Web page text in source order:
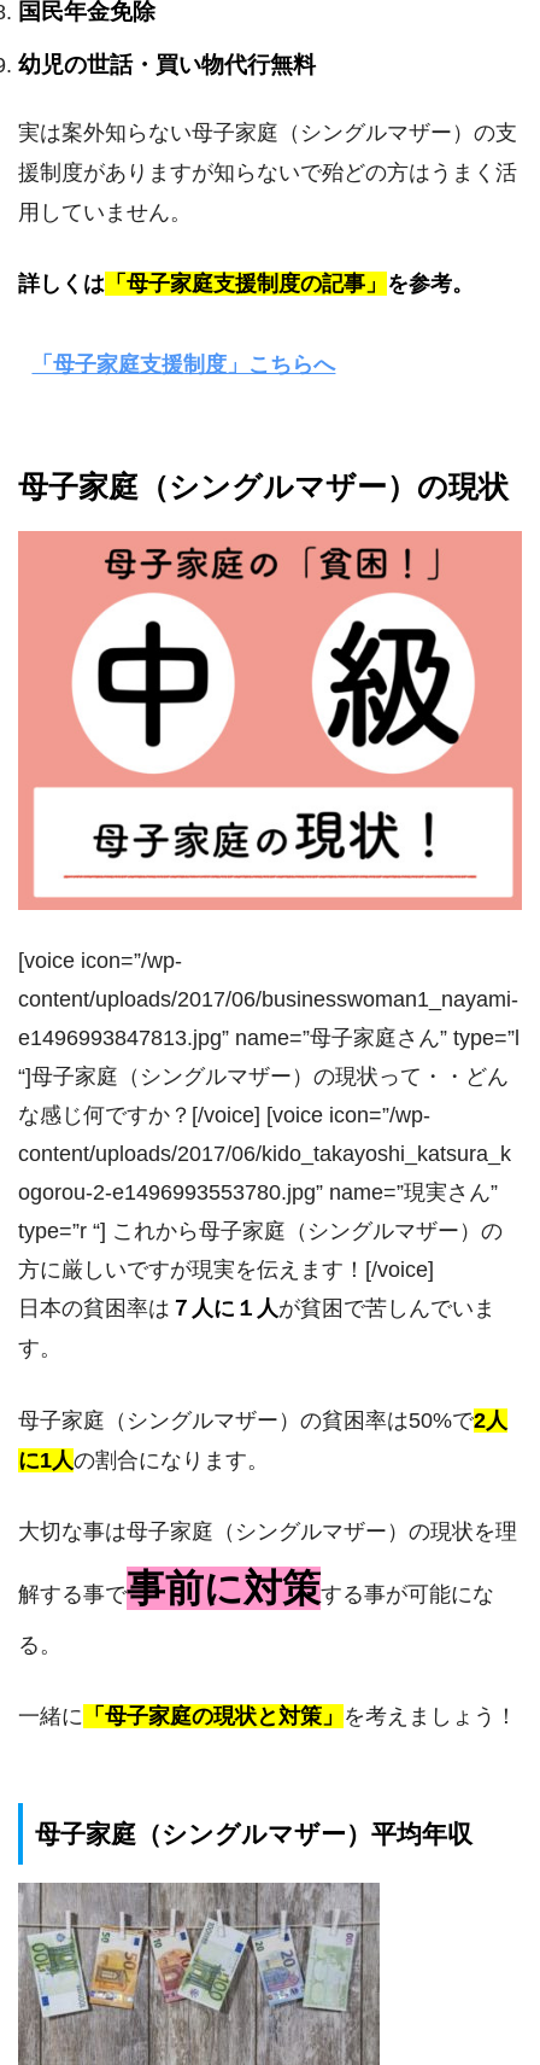
国民年金免除
幼児の世話・買い物代行無料
実は案外知らない母子家庭（シングルマザー）の支
援制度がありますが知らないで殆どの方はうまく活
用していません。
詳しくは 「母子家庭支援制度の記事」 を参考。
「母子家庭支援制度」こちらへ
母子家庭（シングルマザー）の現状
[voice icon=”/wp-
content/uploads/2017/06/businesswoman1_nayami-
e1496993847813.jpg” name=”母子家庭さん” type=”l
“]母子家庭（シングルマザー）の現状って・・どん
な感じ何ですか？[/voice] [voice icon=”/wp-
content/uploads/2017/06/kido_takayoshi_katsura_k
ogorou-2-e1496993553780.jpg” name=”現実さん”
type=”r “] これから母子家庭（シングルマザー）の
方に厳しいですが現実を伝えます！[/voice]
日本の貧困率は ７人に１人が貧困で苦しんでいま
す。
母子家庭（シングルマザー）の貧困率は50%で2人
に1人の割合になります。
大切な事は母子家庭（シングルマザー）の現状を理
解する事で事前に対策する事が可能にな
る。
一緒に 「母子家庭の現状と対策」 を考えましょう！
母子家庭（シングルマザー）平均年収